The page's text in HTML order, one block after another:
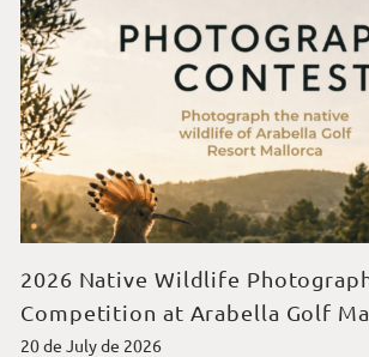
2026 Native Wildlife
Competition at Arabella Golf
20 de July de 2026